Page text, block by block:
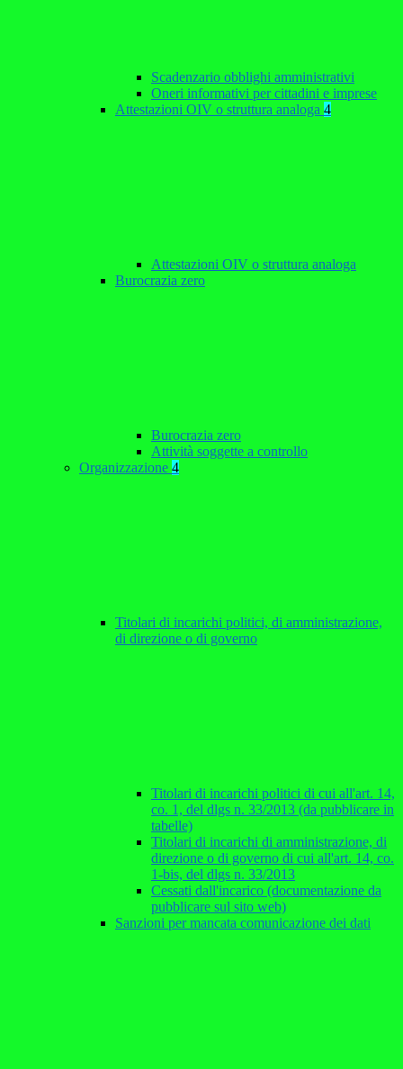
Scadenzario obblighi amministrativi
Oneri informativi per cittadini e imprese
Attestazioni OIV o struttura analoga 4
Attestazioni OIV o struttura analoga
Burocrazia zero
Burocrazia zero
Attività soggette a controllo
Organizzazione 4
Titolari di incarichi politici, di amministrazione,
di direzione o di governo
Titolari di incarichi politici di cui all'art. 14,
co. 1, del dlgs n. 33/2013 (da pubblicare in
tabelle)
Titolari di incarichi di amministrazione, di
direzione o di governo di cui all'art. 14, co.
1-bis, del dlgs n. 33/2013
Cessati dall'incarico (documentazione da
pubblicare sul sito web)
Sanzioni per mancata comunicazione dei dati